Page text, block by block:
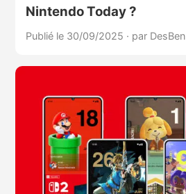
Nintendo Today ?
Publié le 30/09/2025 · par DesBen